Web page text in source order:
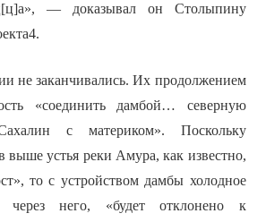
— доказывал он Столыпину
не заканчивались. Их продолжением
«соединить дамбой… северную
с материком». Поскольку
выше устья реки Амура, как известно,
то с устройством дамбы холодное
через него, «будет отклонено к